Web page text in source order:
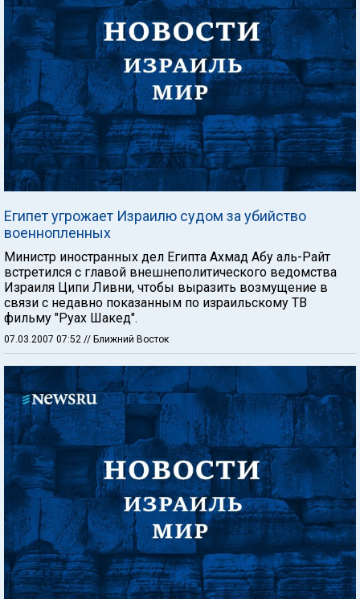
Египет угрожает Израилю судом за убийство
военнопленных
Министр иностранных дел Египта Ахмад Абу аль-Райт
встретился с главой внешнеполитического ведомства
Израиля Ципи Ливни, чтобы выразить возмущение в
связи с недавно показанным по израильскому ТВ
фильму "Руах Шакед".
07.03.2007 07:52 // Ближний Восток